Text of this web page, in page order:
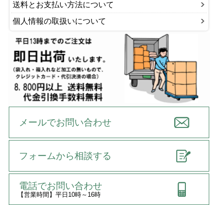
送料とお支払い方法について
個人情報の取扱いについて
メールでお問い合わせ
フォームから相談する
電話でお問い合わせ
【営業時間】平日10時～16時